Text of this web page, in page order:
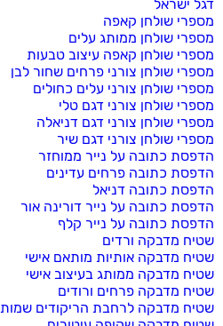
דגל ישראל
מספרי שולחן קאפה
מספרי שולחן ממותג עלים
מספרי שולחן קאפה עיצוב טבעות
מספרי שולחן צורני פרחים שחור לבן
מספרי שולחן צורני עלים כחולים
מספרי שולחן צורני דגם טלי
מספרי שולחן צורני דגם דניאלה
מספרי שולחן צורני דגם שיר
הדפסת כתובה על נייר ממוחזר
הדפסת כתובה פרחים עדינים
הדפסת כתובה דניאל
הדפסת כתובה על נייר דורינה אור
הדפסת כתובה על נייר קלף
שטיח מדבקה ורדים
שטיח מדבקה אותיות מותאם אישי
שטיח מדבקה ממותג בעיצוב אישי
שטיח מדבקה פרחים ורודים
שטיח מדבקה לרחבת הריקודים שמות